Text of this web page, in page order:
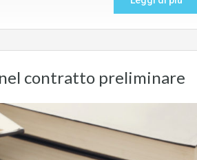
nel contratto preliminare